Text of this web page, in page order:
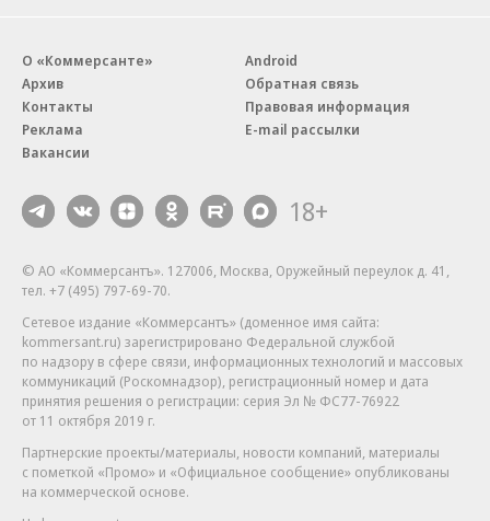
О «Коммерсанте»
Архив
Контакты
Реклама
Вакансии
Android
Обратная связь
Правовая информация
E-mail рассылки
18+
© АО «Коммерсантъ». 127006, Москва, Оружейный переулок д. 41,
тел. +7 (495) 797-69-70.
Сетевое издание «Коммерсантъ» (доменное имя сайта:
kommersant.ru) зарегистрировано Федеральной службой
по надзору в сфере связи, информационных технологий и массовых
коммуникаций (Роскомнадзор), регистрационный номер и дата
принятия решения о регистрации: серия Эл № ФС77-76922
от 11 октября 2019 г.
Партнерские проекты/материалы, новости компаний, материалы
с пометкой «Промо» и «Официальное сообщение» опубликованы
на коммерческой основе.